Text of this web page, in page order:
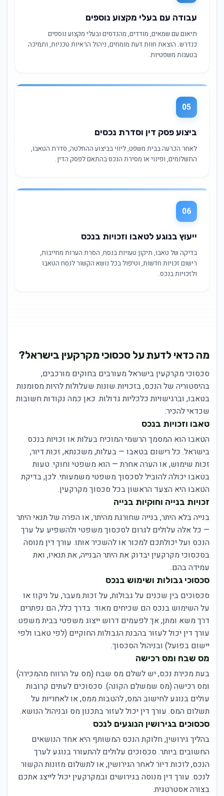
עבודה עם בעלי מקצוע נוספים
תיאום עם שמאים, מודדים, מהנדסים ובעלי מקצוע נוספים
כנדרש. הוצאת חוות דעת מומחים, ניהול הראיות טכניות, ותמיכה
בטענות משפטיות.
05
ביצוע פסק דין וסדרת נכסים
לאחר הכרעה בבית משפט, ליווי בביצוע ההחלטה, סדרת הטאבו,
התשלומים, ופינוי או מסירת הנכס בהתאם לפסק הדין.
06
ייעוץ בנוגע לטאבו וזכויות בנכס
בדיקה של טאבו, תיקון טעויות בנסח, הסרת הערות מחייבות,
רישום זכויות חדשות, וטיפול בכל נושא הקשור לנסח הטאבו
ולזכויות בנכס.
מה כדאי לדעת על סכסוכי מקרקעין בישראל?
סכסוכי מקרקעין בישראל מעורבים בחוקים מורכבים,
בהיסטוריה של הנכס, בזכויות שונות שעלולות להיות מסומנות
בטאבו, וברגישויות כלכליות גדולות. כאן כמה נקודות חשובות
שכדאי להכיר:
טאבו וזכויות בנכס
הטאבו הוא המסמך הרשמי המוכיח בעלות או זכויות בנכס
בישראל. כל רישום בטאבו — בעלות, משכנתא, זכות דיור,
זכות שימוש, או הערה אחרת — הוא משפטי וחוקי. טעות
בטאבו יכולה להוביל לסכסוך משפטי משמעותי. לכן, בדיקת
הטאבו היא הצעד הראשון בכל סכסוך מקרקעין.
זכויות בנייה וחוקיות בנייה
בנייה בלא היתר, בנייה שחורגת מהיתר, או הפרה של תנאי היתר
— כל אלה עלולים לגרום לסכסוך משפטי ולהשפיע על ערך
הנכס ועל יכולתכם למכור או להשכיר אותו. עורך דין מנוסה
בסכסוכי מקרקעין יבדוק את היתר הבנייה, את תנאיו, ואת
עמידה בהם.
סכסוכי גבולות ושימוש בנכס
סכסוכים בין שכנים על גבולות, על זכות מעבר, על ניקוז או
על השימוש בנכס הם שכיחים מאוד. בדרך כלל, הם נפתרים
דרך משא ומתן, אך לפעמים דרוש ייצוג משפטי בבית משפט.
עורך דין יכול לעזור בהבנת הגבולות החוקיים (לפי טאבו ולפי
יישום בפועל) ובניהול הסכסוך.
מס שבח ומס רכישה
בעת מכירת נכס, יש לשלם מס שבח (מס על הרווח מהמכירה)
ומס רכישה (מס שמשלם הקונה). סכסוכים לעתים קרובות
עולים בנוגע לחישוב המס, להטבות ממס, או לאחריות על
תשלום המס. עורך דין יכול לעזור בתכנון מס ובניהול הנושא.
סכסוכים בגירושין הנוגעים לנכס
בהליך גירושין, חלוקת הנכס המשותף היא אחד הנושאים
החשובים ביותר. סכסוכים עלולים להתעורר בנוגע לערך
הנכס, לזכות דיור לאחר הגירושין, או לתשלום מזונות הקשור
לנכס. עורך דין מנוסה בגירושים ובמקרקעין יכול לייצג אתכם
בצורה אסטרטגית.